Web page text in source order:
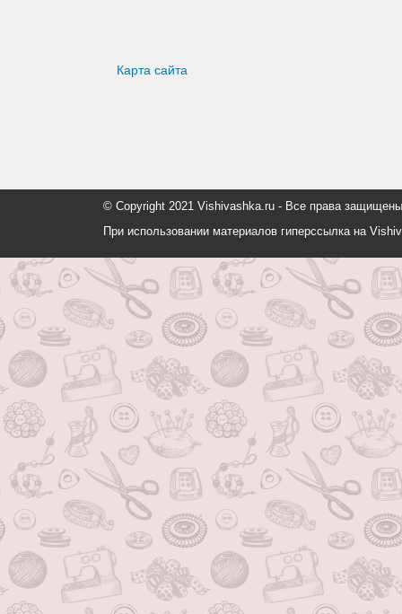
Карта сайта
© Copyright 2021 Vishivashka.ru - Все права
При использовании материалов гиперссылка на